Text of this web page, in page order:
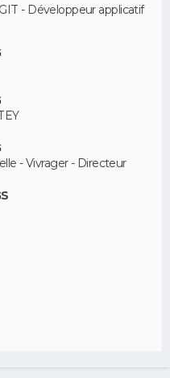
- Développeur applicatif
- Vivrager - Directeur